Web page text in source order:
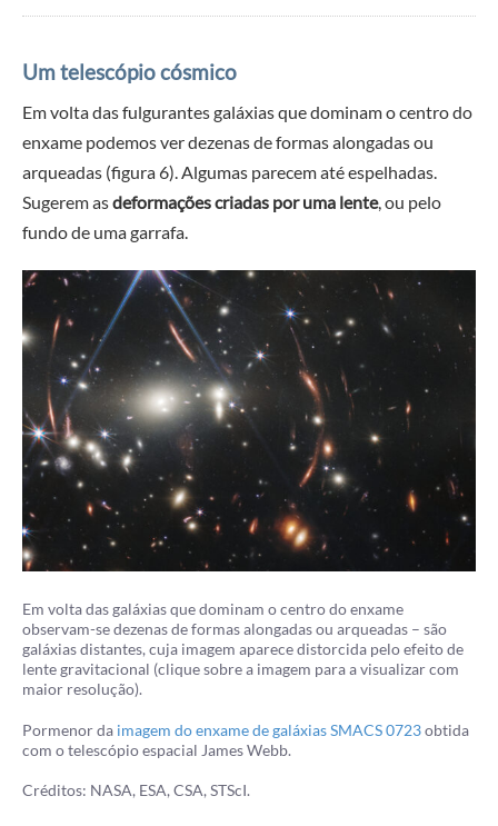
Um telescópio cósmico
Em volta das fulgurantes galáxias que dominam o centro do
enxame podemos ver dezenas de formas alongadas ou
arqueadas (figura 6). Algumas parecem até espelhadas.
Sugerem asdeformações criadas por uma lente, ou pelo
fundo de uma garrafa.
Em volta das galáxias que dominam o centro do enxame
observam-se dezenas de formas alongadas ou arqueadas – são
galáxias distantes, cuja imagem aparece distorcida pelo efeito de
lente gravitacional (clique sobre a imagem para a visualizar com
maior resolução).
Pormenor da imagem do enxame de galáxias SMACS 0723obtida
com o telescópio espacial James Webb.
Créditos: NASA, ESA, CSA, STScI.